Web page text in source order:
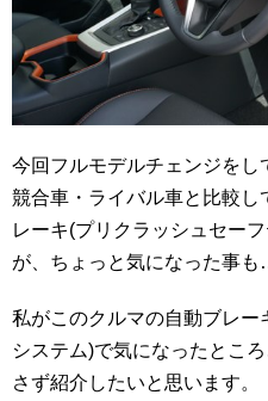
今回フルモデルチェンジをし
競合車・ライバル車と比較
レーキ(プリクラッシュセー
が、ちょっと気になった事も
私がこのクルマの自動ブレー
システム)で気になったとこ
さず紹介したいと思います。